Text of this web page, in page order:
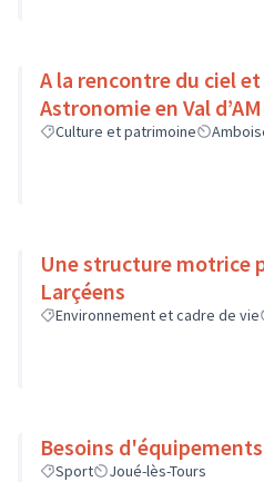
A la rencontre du ciel
Astronomie en Val
Culture et patrimoine
Une structure motrice
Larçéens
Environnement et cadre de vie
Besoins
Sport Joué-lès-Tours